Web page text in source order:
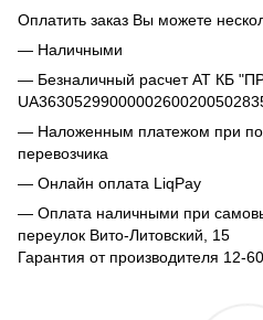
Оплатить заказ Вы можете
— Наличными
— Безналичный расчет АТ КБ
— Наложенным платежом при
перевозчика
— Онлайн оплата LiqPay
— Оплата наличными при
переулок Вито-Литовский, 15
Гарантия от производителя 12-